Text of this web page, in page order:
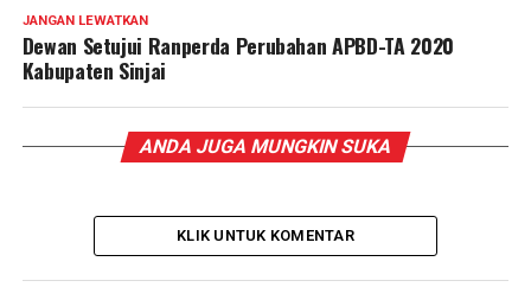
JANGAN LEWATKAN
Dewan Setujui Ranperda Perubahan APBD-TA 2020
Kabupaten Sinjai
ANDA JUGA MUNGKIN SUKA
KLIK UNTUK KOMENTAR